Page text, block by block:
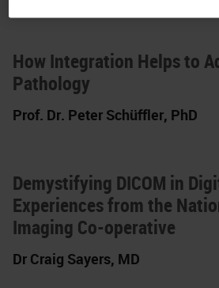
How Integration Helps to
Pathology
Prof. Dr. Peter Schüffler, PhD
Demystifying DICOM in
Experiences from the
Imaging Co-operative
Dr Craig Sayers, MD